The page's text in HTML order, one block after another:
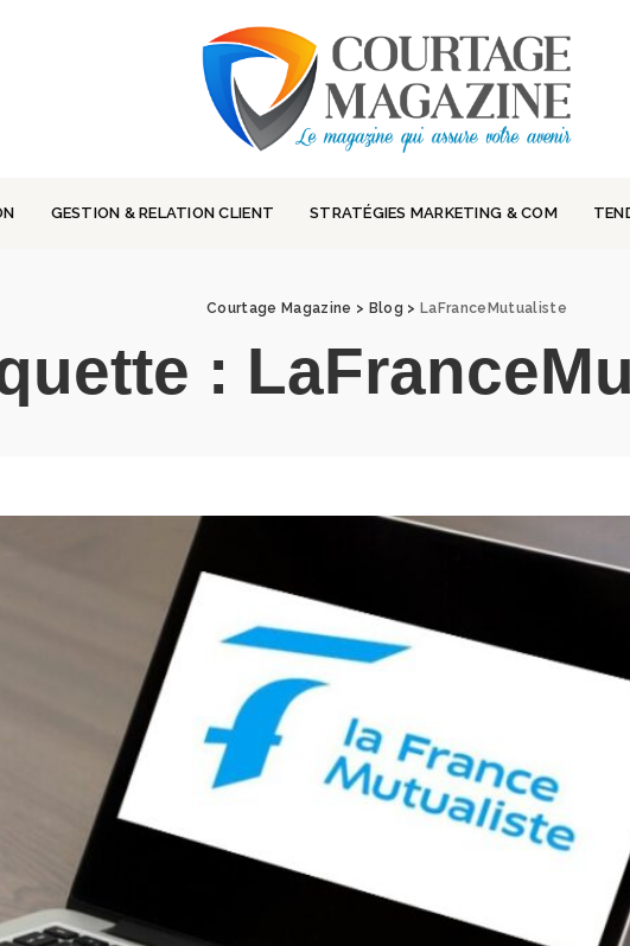
GESTION & RELATION CLIENT STRATÉGIES MARKETING & COM
Courtage Magazine > Blog > LaFranceMutualiste
: